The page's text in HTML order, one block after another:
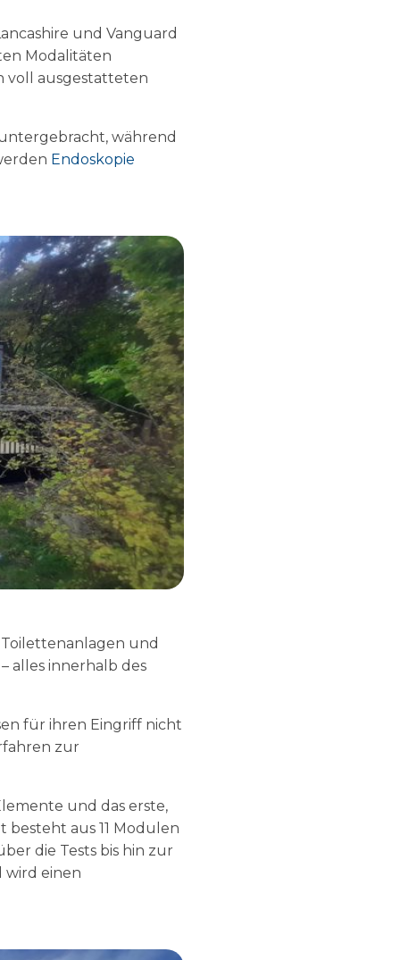
und Vanguard
Modalitäten
voll ausgestatteten
während
Endoskopie
und
alles innerhalb des
für ihren Eingriff nicht
zur
und das erste,
aus 11 Modulen
die Tests bis hin zur
wird einen